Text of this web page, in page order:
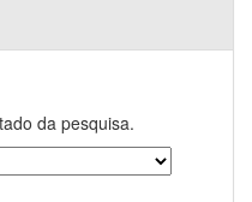
da pesquisa.